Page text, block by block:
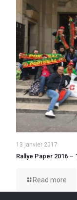
13 janvier 2017
Rallye Paper 2016 –
Read more